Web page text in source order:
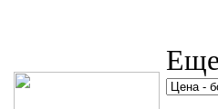
Еще